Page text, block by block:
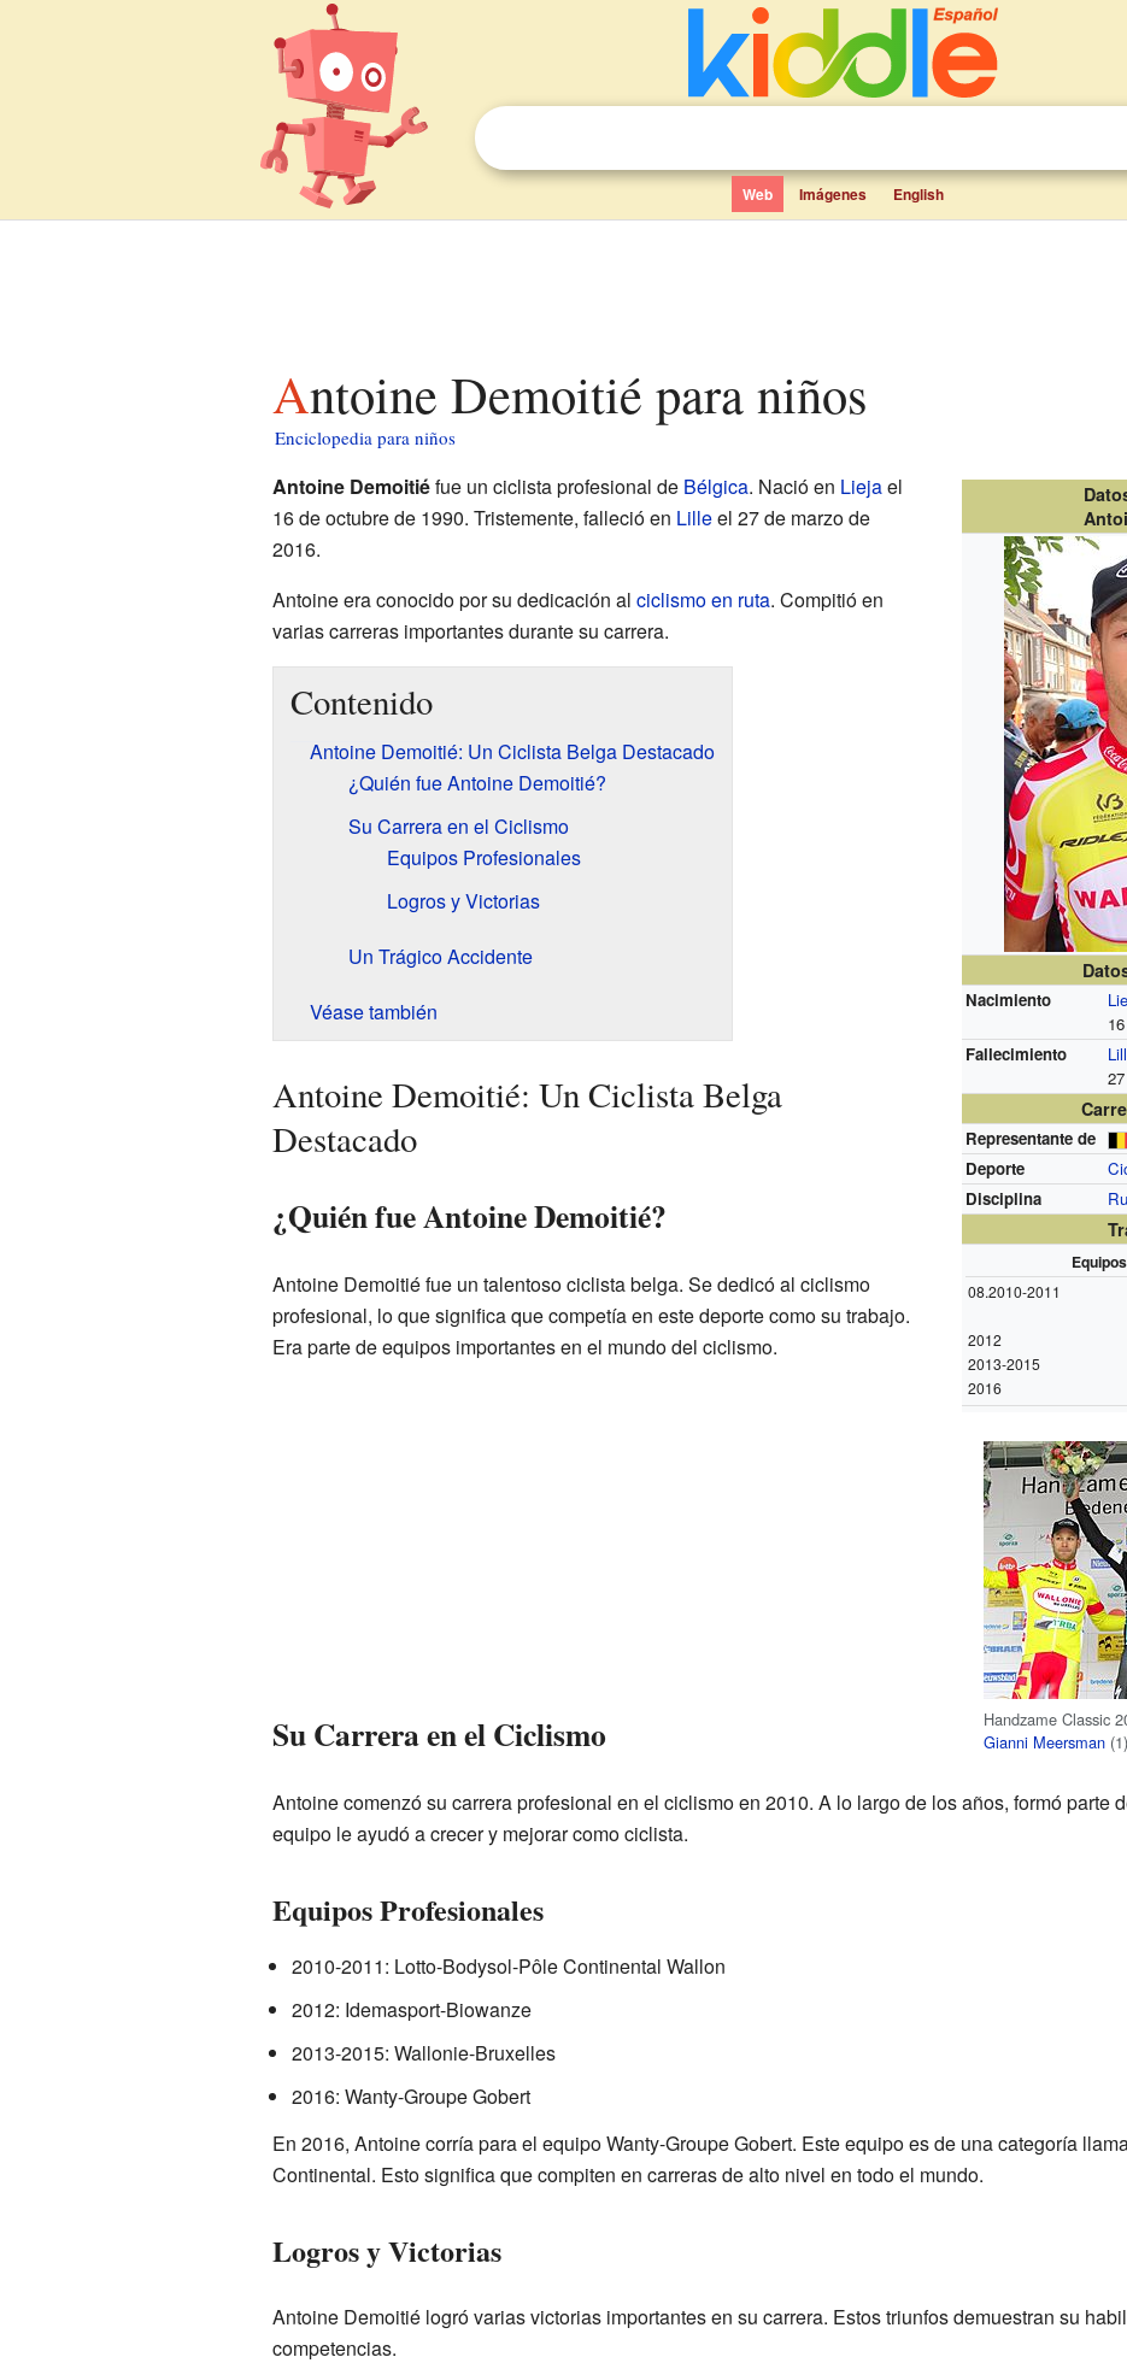
Web Imágenes English
Antoine Demoitié para niños
Enciclopedia para niños
Nacimiento
Fallecimiento
Representante de
Deporte
Disciplina
08.2010-2011
2012
2013-2015
2016
Handzame Classic
Gianni Meersman
Antoine Demoitiéfue un ciclista profesional de Bélgica. Nació en Liejael
16 de octubre de 1990. Tristemente, falleció en Lilleel 27 de marzo de
2016.
Antoine era conocido por su dedicación al ciclismo en ruta. Compitió en
varias carreras importantes durante su carrera.
Contenido
Antoine Demoitié: Un Ciclista Belga Destacado
¿Quién fue Antoine Demoitié?
Su Carrera en el Ciclismo
Equipos Profesionales
Logros y Victorias
Un Trágico Accidente
Véase también
Antoine Demoitié: Un Ciclista Belga
Destacado
¿Quién fue Antoine Demoitié?
Antoine Demoitié fue un talentoso ciclista belga. Se dedicó al ciclismo
profesional, lo que significa que competía en este deporte como su trabajo.
Era parte de equipos importantes en el mundo del ciclismo.
Su Carrera en el Ciclismo
Antoine comenzó su carrera profesional en el ciclismo en 2010. A lo largo de los años, formó parte
equipo le ayudó a crecer y mejorar como ciclista.
Equipos Profesionales
2010-2011: Lotto-Bodysol-Pôle Continental Wallon
2012: Idemasport-Biowanze
2013-2015: Wallonie-Bruxelles
2016: Wanty-Groupe Gobert
En 2016, Antoine corría para el equipo Wanty-Groupe Gobert. Este equipo es de una categoría
Continental. Esto significa que compiten en carreras de alto nivel en todo el mundo.
Logros y Victorias
Antoine Demoitié logró varias victorias importantes en su carrera. Estos triunfos demuestran su
competencias.